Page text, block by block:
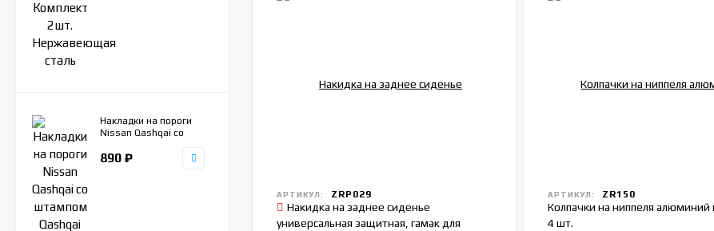
АРТИКУЛ: ZRP029
Накидка на заднее сиденье
универсальная защитная, гамак для
АРТИКУЛ: ZR150
Колпачки на ниппеля алюминий
4 шт.
Накладки на пороги
Nissan Qashqai со
ступенчатая, 4шт.
890 ₽